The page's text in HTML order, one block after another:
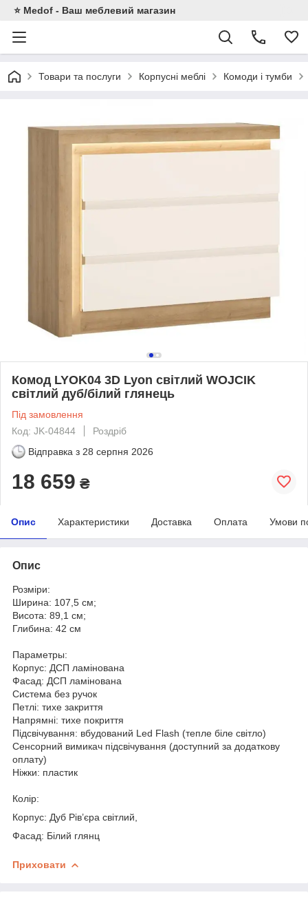
⭐ Medof - Ваш меблевий магазин
Товари та послуги Корпусні меблі Комоди і тумби
Комод LYOK04 3D Lyon світлий WOJCIK
світлий дуб/білий глянець
Під замовлення
Код: JK-04844
Роздріб
Відправка з 28 серпня 2026
18 659 ₴
Опис Характеристики Доставка Оплата Умови
Опис
Розміри:
Ширина: 107,5 см;
Висота: 89,1 см;
Глибина: 42 см
Параметры:
Корпус: ДСП ламінована
Фасад: ДСП ламінована
Система без ручок
Петлі: тихе закриття
Напрямні: тихе покриття
Підсвічування: вбудований Led Flash (тепле біле світло)
Сенсорний вимикач підсвічування (доступний за додаткову
оплату)
Ніжки: пластик
Колір:
Корпус: Дуб Рів’єра світлий,
Фасад: Білий глянц
Приховати